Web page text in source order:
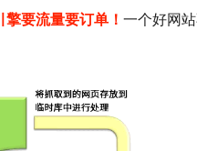
擎要流量要订单！ 一个好网